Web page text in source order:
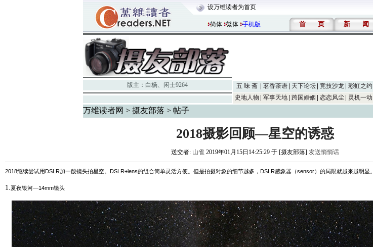
设万维读者为首页
简体 繁体 手机版 首 页 新 闻
版主： 白杨、 闲士9264 五 味 斋 茗香茶语 天下论坛 竞技沙龙 彩虹之约
史地人物
军事天地 跨国婚姻 恋恋风尘 灵机一动
万维读者网 > 摄友部落 > 帖子
2018摄影回顾—星空的诱惑
送交者: 山雀 2019年01月15日14:25:29 于 [摄友部落] 发送悄悄话
2018继续尝试用DSLR加一般镜头拍星空。 DSLR+lens的组合简单灵活方便。但是拍摄对象的细节越多， DSLR感象器（sensor）的局限就越来越明显。
1.夏夜银河—14mm镜头